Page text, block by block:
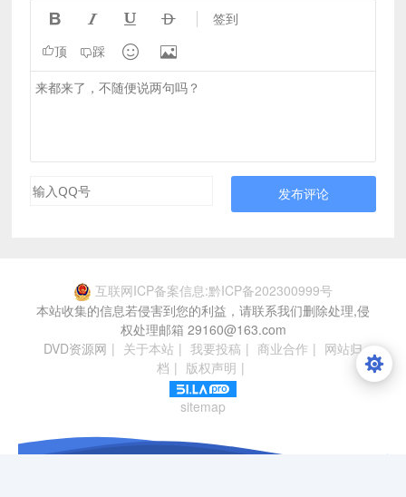
    签到
顶 踩  
发布评论
互联网ICP备案信息:黔ICP备202300999号
本站收集的信息若侵害到您的利益，请联系我们删除处理,侵
权处理邮箱 29160@163.com
DVD资源网 | 关于本站 | 我要投稿 | 商业合作 | 网站归
档 | 版权声明 |
sitemap